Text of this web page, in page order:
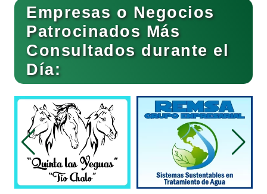
Cerrajerías
Cibercafés
Clínicas de Belleza
Clínicas de Rehabilitación
Clínicas y Hospitales
Empresas o Negocios
Patrocinados Más
Consultados durante el
Día: